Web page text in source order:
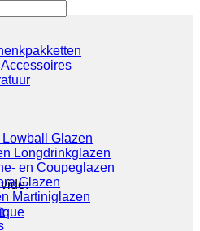
Glazen
Longdrinkglazen
en Coupeglazen
Glazen
Martiniglazen